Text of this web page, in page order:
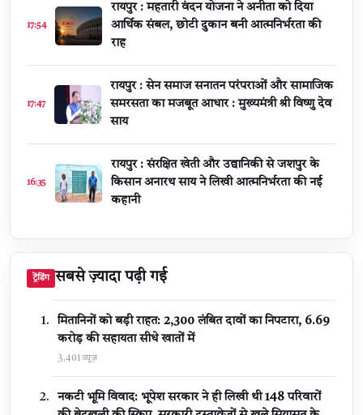
17:54
रायपुर : महतारी वंदन योजना ने अनीता को दिया
आर्थिक संबल, छोटी दुकान बनी आत्मनिर्भरता की
राह
17:47
रायपुर : सेन समाज सनातन परंपराओं और सामाजिक
समरसता का मजबूत आधार : मुख्यमंत्री श्री विष्णु देव
साय
16:35
रायपुर : संरक्षित खेती और उद्यानिकी से जशपुर के
किसान अनारथ साय ने लिखी आत्मनिर्भरता की नई
कहानी
ट्रेंडिंग सबसे ज़्यादा पढ़ी गई
मितानिनों को बड़ी राहत: 2,300 लंबित दावों का निपटारा, ₹6.69
करोड़ की सहायता सीधे खातों में
3,401 व्यूज़
नकटी भूमि विवाद: भूपेश सरकार ने ही लिखी थी 148 परिवारों